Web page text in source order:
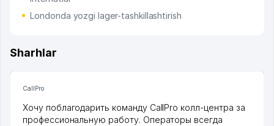
Londonda yozgi lager-tashkillashtirish
Sharhlar
CallPro
Хочу поблагодарить команду CallPro колл-центра за
профессиональную работу. Операторы всегда